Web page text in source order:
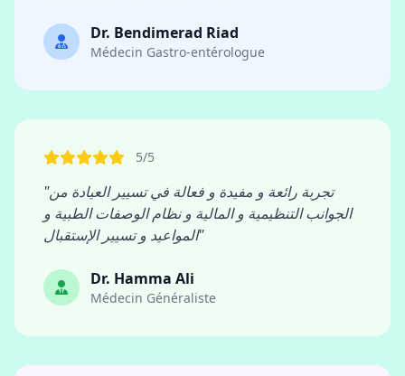
Dr. Bendimerad Riad
Médecin Gastro-entérologue
5/5
"تجربة رائعة و مفيدة و فعالة في تسيير العيادة من
الجوانب التنظيمية و المالية و نظام الوصفات الطبية و
المواعيد و تسيير الإستقبال"
Dr. Hamma Ali
Médecin Généraliste